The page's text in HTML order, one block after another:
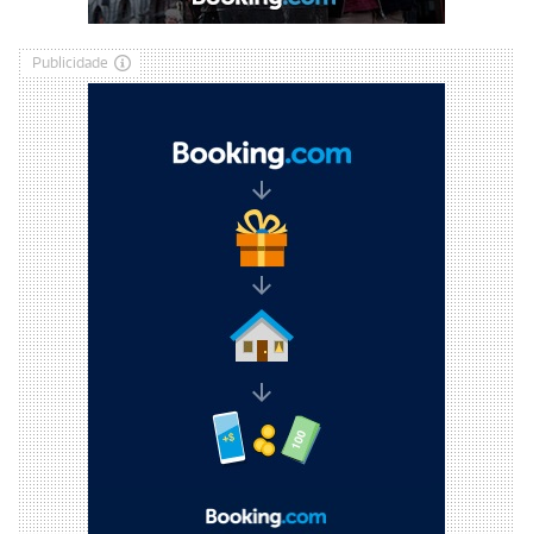
Publicidade